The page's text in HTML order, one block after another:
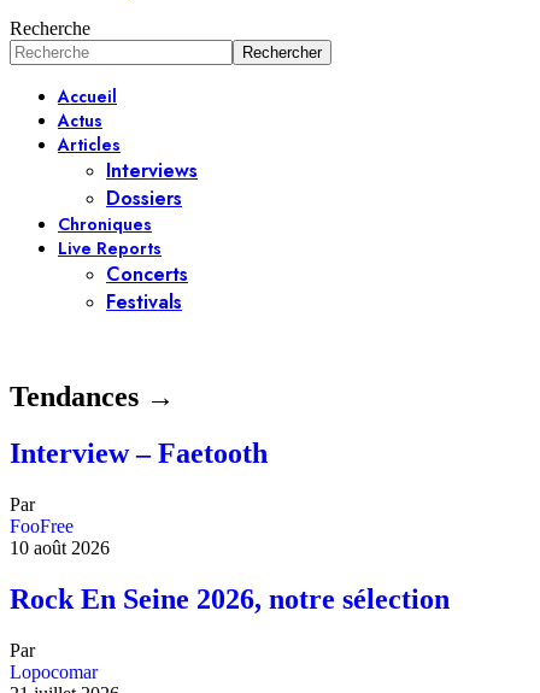
Recherche
Accueil
Actus
Articles
Interviews
Dossiers
Chroniques
Live Reports
Concerts
Festivals
Tendances →
Interview – Faetooth
Par
FooFree
10 août 2026
Rock En Seine 2026, notre sélection
Par
Lopocomar